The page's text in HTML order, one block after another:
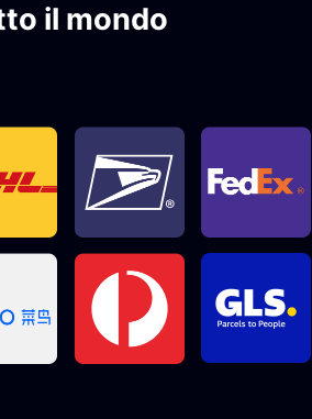
il mondo